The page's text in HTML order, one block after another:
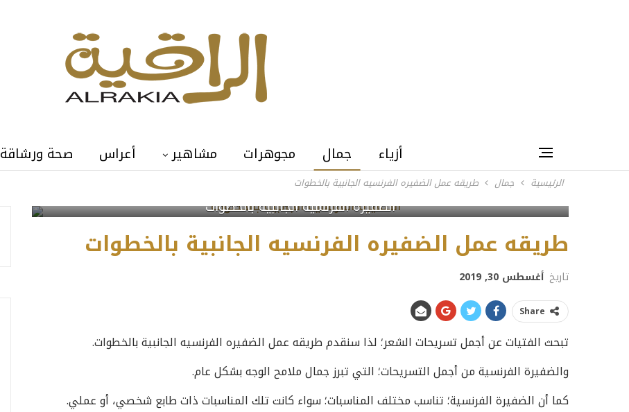
أزياء جمال مجوهرات مشاهير أعراس صحة ورشاقة
الرئيسية جمال طريقه عمل الضفيره الفرنسيه الجانبية بالخطوات
الضفيرة الفرنسية الجانبية بالخطوات
طريقه عمل الضفيره الفرنسيه الجانبية بالخطوات
تاريخ أغسطس 30, 2019
Share
تبحث الفتيات عن أجمل تسريحات الشعر؛ لذا سنقدم طريقه عمل الضفيره الفرنسيه الجانبية بالخطوات.
والضفيرة الفرنسية من أجمل التسريحات؛ التي تبرز جمال ملامح الوجه بشكل عام.
كما أن الضفيرة الفرنسية؛ تناسب مختلف المناسبات؛ سواء كانت تلك المناسبات ذات طابع شخصي، أو عملي.